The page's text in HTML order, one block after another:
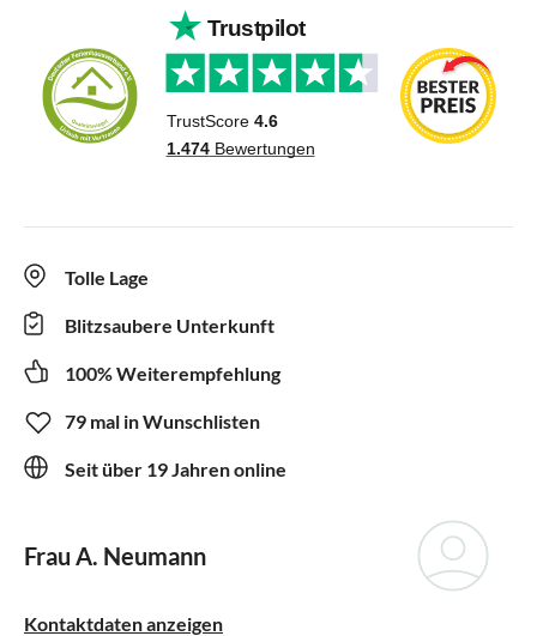
Tolle Lage
Blitzsaubere Unterkunft
100% Weiterempfehlung
79 mal in Wunschlisten
Seit über 19 Jahren online
Frau A. Neumann
Kontaktdaten anzeigen